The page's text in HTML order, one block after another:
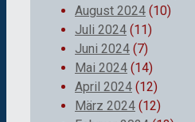
August 2024 (10)
Juli 2024 (11)
Juni 2024 (7)
Mai 2024 (14)
April 2024 (12)
März 2024 (12)